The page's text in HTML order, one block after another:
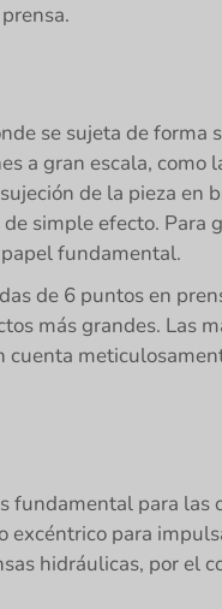
se sujeta de forma
a gran escala, como
de la pieza en
simple efecto. Para
fundamental.
de 6 puntos en
más grandes. Las
cuenta
fundamental para las
excéntrico para
hidráulicas, por el